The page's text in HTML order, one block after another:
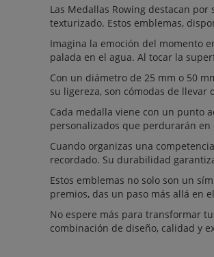
Las Medallas Rowing destacan
texturizado. Estos emblemas,
Imagina la emoción del momento
palada en el agua. Al tocar la
Con un diámetro de 25 mm o 50
su ligereza, son cómodas de
Cada medalla viene con un punto
personalizados que perdurarán en
Cuando organizas una
recordado. Su durabilidad
Estos emblemas no solo son un
premios, das un paso más allá en
No espere más para transformar
combinación de diseño, calidad y